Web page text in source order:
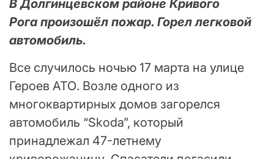
В Долгинцевском районе Кривого
Рога произошёл пожар. Горел легковой
автомобиль.
Все случилось ночью 17 марта на улице
Героев АТО. Возле одного из
многоквартирных домов загорелся
автомобиль “Skoda”, который
принадлежал 47-летнему